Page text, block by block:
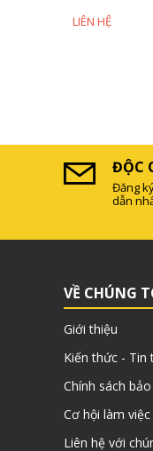
LIÊN HỆ
ĐỘC
Đăng
dẫn
VỀ CHÚNG
Giới thiệu
Kiến thức - Tin
Chính sách
Cơ hội làm việc
Liên hệ với